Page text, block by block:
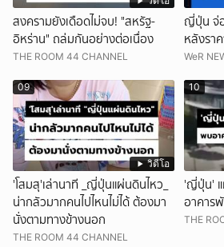
สงครามยังเดือดไม่จบ! "สหรัฐ-
อิหร่าน" ถล่มกันอย่างต่อเนื่อง
THE ROOM 44 CHANNEL
ญี่ปุ่น จ่
หลังรา
WeR
วิดีโอ
09
'โสมสุ'เล่านาที _ญี่ปุ่นแผ่นดินไหว_
น่ากลัวมากคนไปไหนไม่ได้ ต้องมา
นั่งตามทางข้างนอก
THE ROOM 44 CHANNEL
10
'ญี่ปุ่น' แ
อาคาร
THE